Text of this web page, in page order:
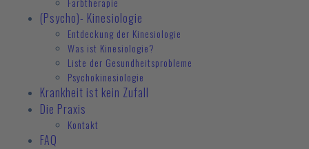
(Psycho)- Kinesiologie
Entdeckung der Kinesiologie
Was ist Kinesiologie?
Liste der Gesundheitsprobleme
Psychokinesiologie
Krankheit ist kein Zufall
Die Praxis
Kontakt
FAQ